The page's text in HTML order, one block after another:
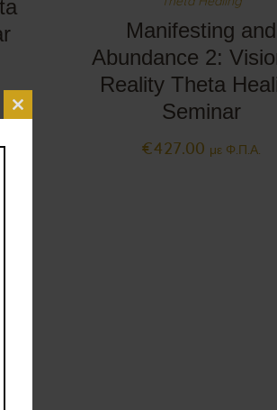
Manifesting and
Abundance 2:
Reality Theta
Seminar
€427.00 με Φ.Π.Α.
Close this module